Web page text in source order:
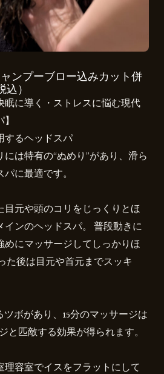
ンプーブロー込みカット併
）
眠に導く・ストレスに悩む現代
するヘッドスパ
には特有の“ぬめり”があり、滑ら
に最適です。
目元や頭のコリをじっくりとほ
インのヘッドスパ。 普段動きに
めにマッサージしてしっかりほ
た後は目元や首元までスッキ
ツボがあり、15分のマッサージは
と匹敵する効果が得られます。
理容室でイスをフラットにして